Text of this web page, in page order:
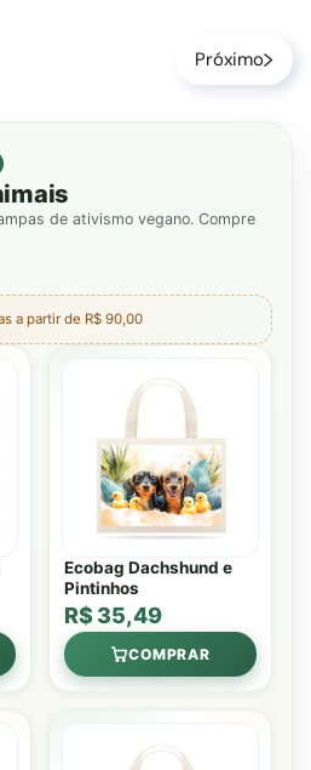
Próximo
de ativismo vegano. Compre
a partir de R$ 90,00
Ecobag Dachshund e
Pintinhos
R$ 35,49
COMPRAR